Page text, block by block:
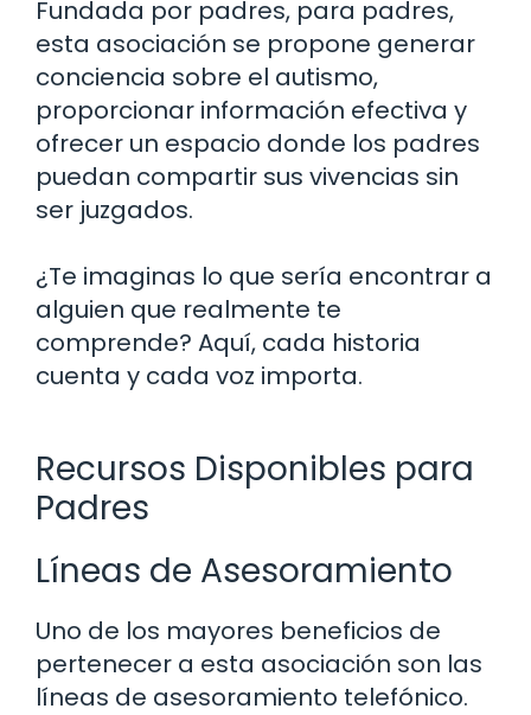
Fundada por padres, para padres,
esta asociación se propone generar
conciencia sobre el autismo,
proporcionar información efectiva y
ofrecer un espacio donde los padres
puedan compartir sus vivencias sin
ser juzgados.
¿Te imaginas lo que sería encontrar a
alguien que realmente te
comprende? Aquí, cada historia
cuenta y cada voz importa.
Recursos Disponibles para
Padres
Líneas de Asesoramiento
Uno de los mayores beneficios de
pertenecer a esta asociación son las
líneas de asesoramiento telefónico.